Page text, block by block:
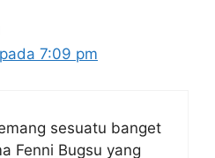
7:09 pm
sesuatu banget
Fenni Bugsu yang